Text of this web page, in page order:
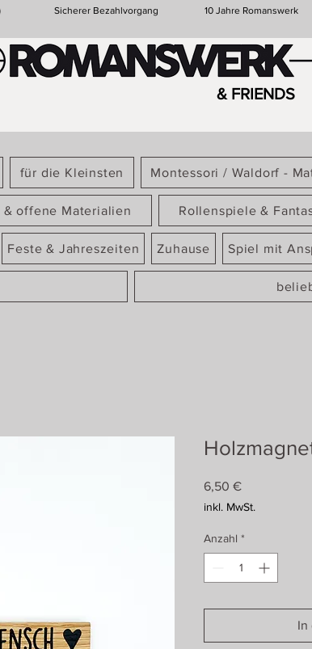
Sicherer Bezahlvorgang 10 Jahre Romanswerk
& FRIENDS
für die Kleinsten Montessori / Waldorf -
offene Materialien Rollenspiele &
Feste & Jahreszeiten Zuhause Spiel mit
6,50 €Preis
inkl. MwSt.
Anzahl *
In